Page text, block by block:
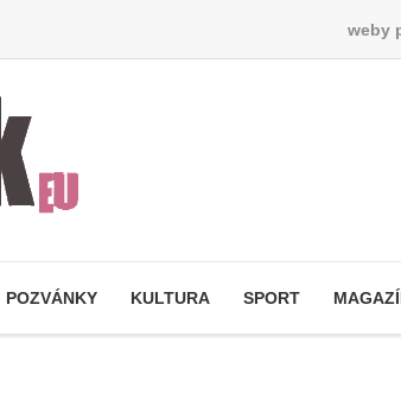
weby
POZVÁNKY KULTURA SPORT